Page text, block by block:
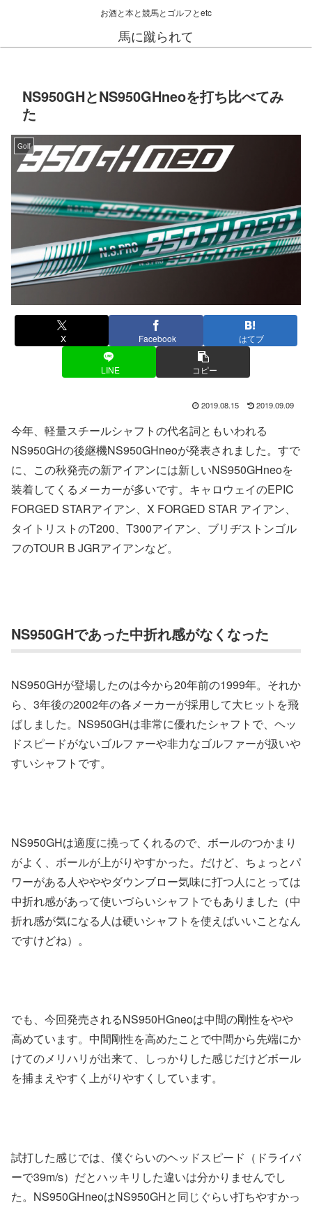
お酒と本と競馬とゴルフとetc
馬に蹴られて
NS950GHとNS950GHneoを打ち比べてみ
た
Golf
X Facebook はてブ
LINE コピー
2019.08.15 2019.09.09
今年、軽量スチールシャフトの代名詞ともいわれる
NS950GHの後継機NS950GHneoが発表されました。すで
に、この秋発売の新アイアンには新しいNS950GHneoを
装着してくるメーカーが多いです。キャロウェイのEPIC
FORGED STARアイアン、X FORGED STAR アイアン、
タイトリストのT200、T300アイアン、ブリヂストンゴル
フのTOUR B JGRアイアンなど。
NS950GHであった中折れ感がなくなった
NS950GHが登場したのは今から20年前の1999年。それか
ら、3年後の2002年の各メーカーが採用して大ヒットを飛
ばしました。NS950GHは非常に優れたシャフトで、ヘッ
ドスピードがないゴルファーや非力なゴルファーが扱いや
すいシャフトです。
NS950GHは適度に撓ってくれるので、ボールのつかまり
がよく、ボールが上がりやすかった。だけど、ちょっとパ
ワーがある人やややダウンブロー気味に打つ人にとっては
中折れ感があって使いづらいシャフトでもありました（中
折れ感が気になる人は硬いシャフトを使えばいいことなん
ですけどね）。
でも、今回発売されるNS950HGneoは中間の剛性をやや
高めています。中間剛性を高めたことで中間から先端にか
けてのメリハリが出来て、しっかりした感じだけどボール
を捕まえやすく上がりやすくしています。
試打した感じでは、僕ぐらいのヘッドスピード（ドライバ
ーで39m/s）だとハッキリした違いは分かりませんでし
た。NS950GHneoはNS950GHと同じぐらい打ちやすかっ